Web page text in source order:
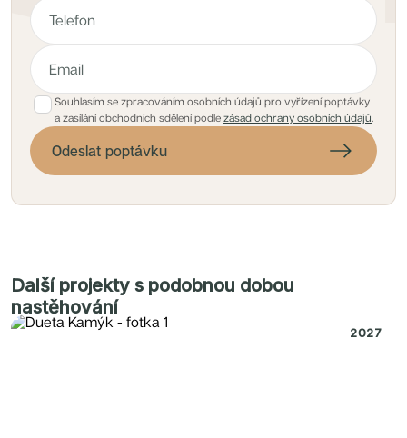
Souhlasím se zpracováním osobních údajů pro vyřízení poptávky
a zasílání obchodních sdělení podle zásad ochrany osobních údajů.
Odeslat poptávku
Další projekty s podobnou dobou
nastěhování
2027